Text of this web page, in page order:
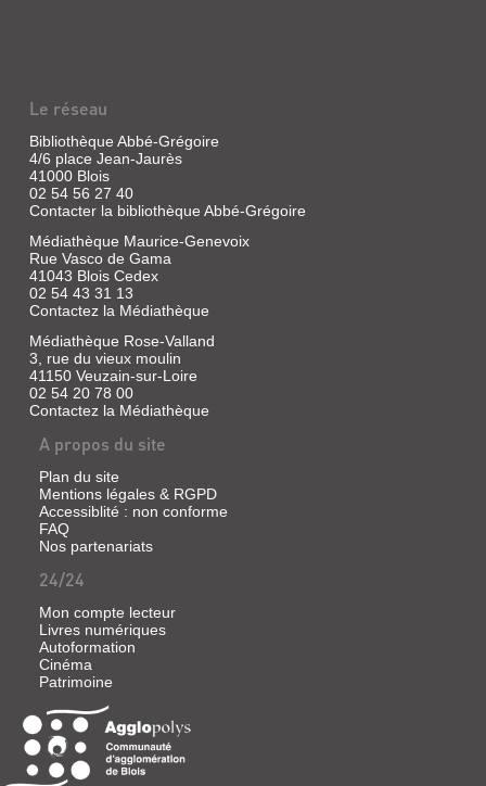
Le réseau
Bibliothèque Abbé-Grégoire
4/6 place Jean-Jaurès
41000 Blois
02 54 56 27 40
Contacter la bibliothèque Abbé-Grégoire
Médiathèque Maurice-Genevoix
Rue Vasco de Gama
41043 Blois Cedex
02 54 43 31 13
Contactez la Médiathèque
Médiathèque Rose-Valland
3, rue du vieux moulin
41150 Veuzain-sur-Loire
02 54 20 78 00
Contactez la Médiathèque
A propos du site
Plan du site
Mentions légales & RGPD
Accessiblité : non conforme
FAQ
Nos partenariats
24/24
Mon compte lecteur
Livres numériques
Autoformation
Cinéma
Patrimoine